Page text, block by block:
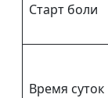
Старт боли
Время суток